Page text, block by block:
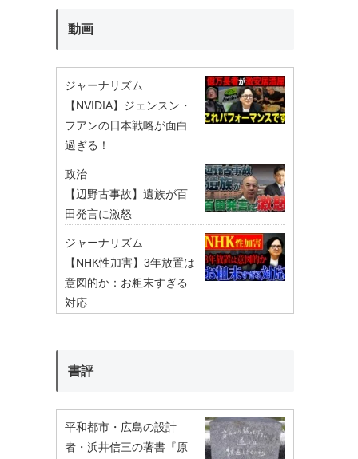
動画
ジャーナリズム
【NVIDIA】ジェンスン・
フアンの日本戦略が面白
過ぎる！
政治
【辺野古事故】遺族が百
田発言に激怒
ジャーナリズム
【NHK性加害】3年放置は
意図的か：お粗末すぎる
対応
書評
平和都市・広島の設計
者・浜井信三の著書『原